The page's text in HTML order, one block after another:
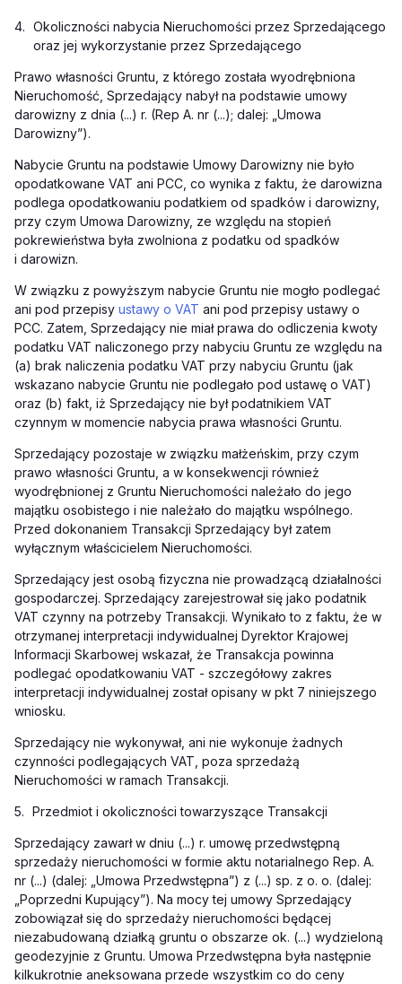
4. Okoliczności nabycia Nieruchomości przez Sprzedającego
oraz jej wykorzystanie przez Sprzedającego
Prawo własności Gruntu, z którego została wyodrębniona
Nieruchomość, Sprzedający nabył na podstawie umowy
darowizny z dnia (...) r. (Rep A. nr (...); dalej: „Umowa
Darowizny”).
Nabycie Gruntu na podstawie Umowy Darowizny nie było
opodatkowane VAT ani PCC, co wynika z faktu, że darowizna
podlega opodatkowaniu podatkiem od spadków i darowizny,
przy czym Umowa Darowizny, ze względu na stopień
pokrewieństwa była zwolniona z podatku od spadków
i darowizn.
W związku z powyższym nabycie Gruntu nie mogło podlegać
ani pod przepisy ustawy o VAT ani pod przepisy ustawy o
PCC. Zatem, Sprzedający nie miał prawa do odliczenia kwoty
podatku VAT naliczonego przy nabyciu Gruntu ze względu na
(a) brak naliczenia podatku VAT przy nabyciu Gruntu (jak
wskazano nabycie Gruntu nie podlegało pod ustawę o VAT)
oraz (b) fakt, iż Sprzedający nie był podatnikiem VAT
czynnym w momencie nabycia prawa własności Gruntu.
Sprzedający pozostaje w związku małżeńskim, przy czym
prawo własności Gruntu, a w konsekwencji również
wyodrębnionej z Gruntu Nieruchomości należało do jego
majątku osobistego i nie należało do majątku wspólnego.
Przed dokonaniem Transakcji Sprzedający był zatem
wyłącznym właścicielem Nieruchomości.
Sprzedający jest osobą fizyczna nie prowadzącą działalności
gospodarczej. Sprzedający zarejestrował się jako podatnik
VAT czynny na potrzeby Transakcji. Wynikało to z faktu, że w
otrzymanej interpretacji indywidualnej Dyrektor Krajowej
Informacji Skarbowej wskazał, że Transakcja powinna
podlegać opodatkowaniu VAT - szczegółowy zakres
interpretacji indywidualnej został opisany w pkt 7 niniejszego
wniosku.
Sprzedający nie wykonywał, ani nie wykonuje żadnych
czynności podlegających VAT, poza sprzedażą
Nieruchomości w ramach Transakcji.
5. Przedmiot i okoliczności towarzyszące Transakcji
Sprzedający zawarł w dniu (...) r. umowę przedwstępną
sprzedaży nieruchomości w formie aktu notarialnego Rep. A.
nr (...) (dalej: „Umowa Przedwstępna”) z (...) sp. z o. o. (dalej:
„Poprzedni Kupujący”). Na mocy tej umowy Sprzedający
zobowiązał się do sprzedaży nieruchomości będącej
niezabudowaną działką gruntu o obszarze ok. (...) wydzieloną
geodezyjnie z Gruntu. Umowa Przedwstępna była następnie
kilkukrotnie aneksowana przede wszystkim co do ceny